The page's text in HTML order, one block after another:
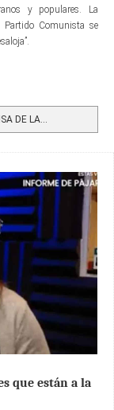
y populares. La
Comunista se
DE LA...
que están a la